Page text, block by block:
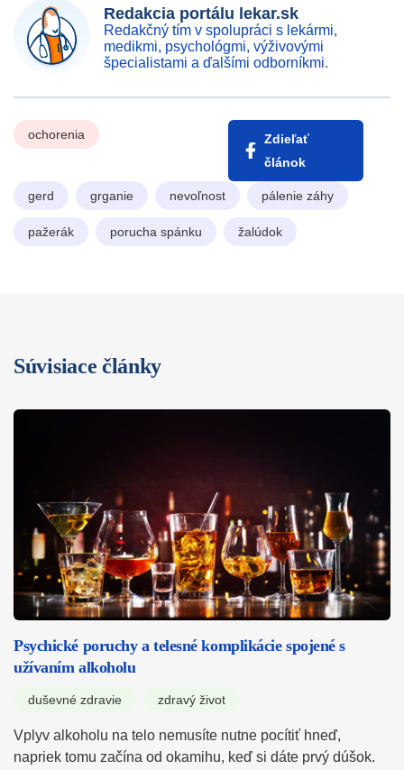
Redakcia portálu lekar.sk
Redakčný tím v spolupráci s lekármi,
medikmi, psychológmi, výživovými
špecialistami a ďalšími odborníkmi.
ochorenia
Zdieľať
článok
gerd grganie nevoľnost pálenie záhy
pažerák porucha spánku žalúdok
Súvisiace články
Psychické poruchy a telesné komplikácie spojené s
užívaním alkoholu
duševné zdravie zdravý život
Vplyv alkoholu na telo nemusíte nutne pocítiť hneď,
napriek tomu začína od okamihu, keď si dáte prvý dúšok.